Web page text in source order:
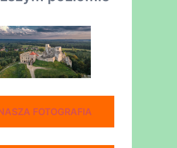
FOTOGRAFIA